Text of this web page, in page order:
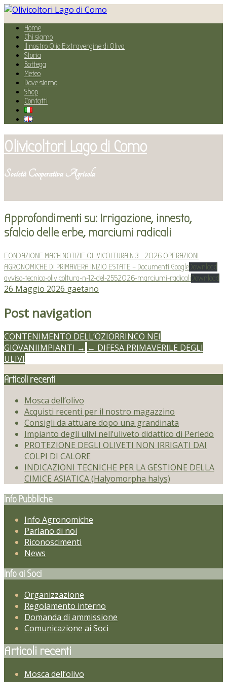
Home
Chi siamo
Il nostro Olio Extravergine di Oliva
Storia
Bottega
Meteo
Dove siamo
Shop
Contatti
Olivicoltori Lago di Como
Società Cooperativa Agricola
Approfondimenti su: Irrigazione, innesto,
sfalcio delle erbe, marciumi radicali
FONDAZIONE MACH NOTIZIE OLIVICOLTURA N 3_2026 OPERAZIONI
AGRONOMICHE DI PRIMAVERA INIZIO ESTATE – Documenti GoogleDownload
avviso-tecnico-olivicoltura-n-12-del-2552026-marciumi-radicaliDownload
26 Maggio 2026 gaetano
Post navigation
CONTENIMENTO DELL’OZIORRINCO NEI
GIOVANIIMPIANTI → ← DIFESA PRIMAVERILE DEGLI
ULIVI
Articoli recenti
Mosca dell’olivo
Acquisti recenti per il nostro magazzino
Consigli da attuare dopo una grandinata
Impianto degli ulivi nell’uliveto didattico di Perledo
PROTEZIONE DEGLI OLIVETI NON IRRIGATI DAI
COLPI DI CALORE
INDICAZIONI TECNICHE PER LA GESTIONE DELLA
CIMICE ASIATICA (Halyomorpha halys)
Info Pubbliche
Info Agronomiche
Parlano di noi
Riconoscimenti
News
Info ai Soci
Organizzazione
Regolamento interno
Domanda di ammissione
Comunicazione ai Soci
Articoli recenti
Mosca dell’olivo